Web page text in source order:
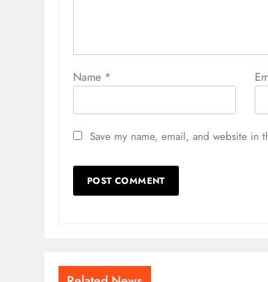
Name *
Save my name, email, and website in